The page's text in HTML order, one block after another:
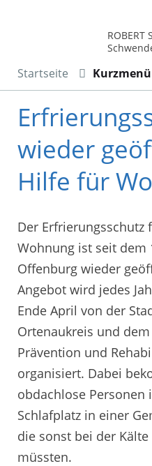
ROBERT
Startseite Kurzmenü
wieder
Hilfe für
Der Erfrierungsschutz
Wohnung ist seit dem
Offenburg wieder
Angebot wird jedes
Ende April von der
Ortenaukreis und dem
Prävention und
organisiert. Dabei
obdachlose
Schlafplatz in einer
die sonst bei der
müssten.